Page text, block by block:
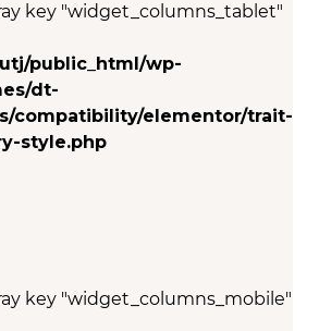
key "widget_columns_tablet"
public_html/wp-
dt-
compatibility/elementor/trait-
style.php
key "widget_columns_mobile"